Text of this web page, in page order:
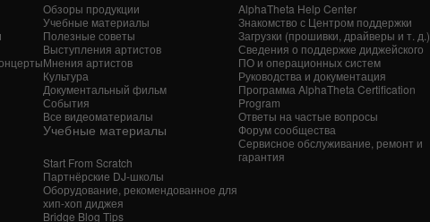
Обзоры продукции
Учебные материалы
Полезные советы
Выступления артистов
Мнения артистов
Культура
Документальный фильм
События
Все видеоматериалы
Учебные материалы
Start From Scratch
Партнёрские DJ-школы
Оборудование, рекомендованное для
хип-хоп диджея
Bridge Blog Tips
AlphaTheta Help Center
Знакомство с Центром поддержки
Загрузки (прошивки, драйверы и т. д.)
Сведения о поддержке диджейского
ПО и операционных систем
Руководства и документация
Программа AlphaTheta Certification
Program
Ответы на частые вопросы
Форум сообщества
Сервисное обслуживание, ремонт и
гарантия